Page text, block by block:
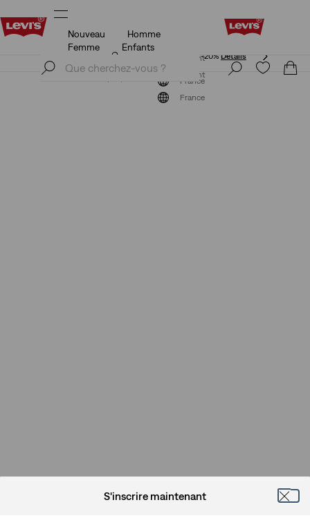
Unidays: Les étudiants bénéficient de -20%
S'inscrire maintenant
France
Nouveau
Homme
Femme
Enfants
Unidays: Les étudiants bénéficient de -20% Détails
S'inscrire maintenant
France
S'inscrire maintenant